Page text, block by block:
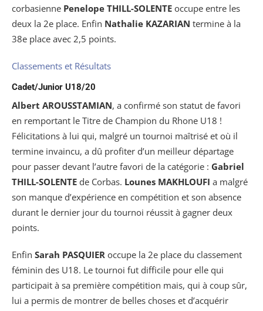
corbasienne Penelope THILL-SOLENTE occupe entre les
deux la 2e place. Enfin Nathalie KAZARIAN termine à la
38e place avec 2,5 points.
Classements et Résultats
Cadet/Junior U18/20
Albert AROUSSTAMIAN, a confirmé son statut de favori
en remportant le Titre de Champion du Rhone U18 !
Félicitations à lui qui, malgré un tournoi maîtrisé et où il
termine invaincu, a dû profiter d’un meilleur départage
pour passer devant l’autre favori de la catégorie : Gabriel
THILL-SOLENTE de Corbas. Lounes MAKHLOUFI a malgré
son manque d’expérience en compétition et son absence
durant le dernier jour du tournoi réussit à gagner deux
points.
Enfin Sarah PASQUIER occupe la 2e place du classement
féminin des U18. Le tournoi fut difficile pour elle qui
participait à sa première compétition mais, qui à coup sûr,
lui a permis de montrer de belles choses et d’acquérir